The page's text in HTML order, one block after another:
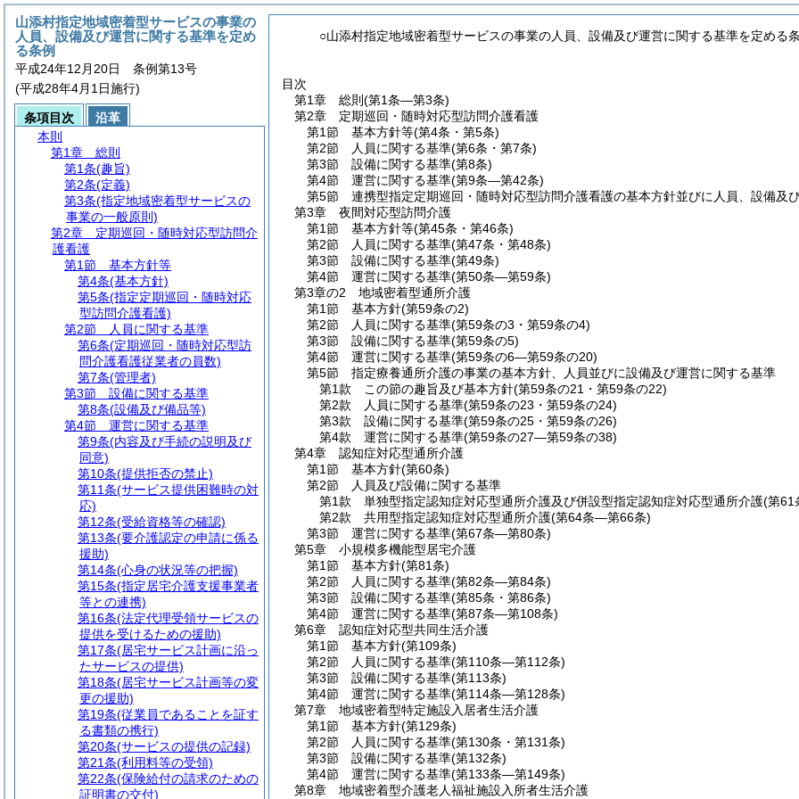
○山添村指定地域密着型サービスの事業の人員、設備及び運営に関する基準を定める
目次
第1章
総則 (第1条―第3条)
第2章
定期巡回・随時対応型訪問介護看護
第1節
基本方針等(第4条・第5条)
第2節
人員に関する基準(第6条・第7条)
第3節
設備に関する基準(第8条)
第4節
運営に関する基準(第9条―第42条)
第5節
連携型指定定期巡回・随時対応型訪問介護看護の基本方針並びに人員、設備及
第3章
夜間対応型訪問介護
第1節
基本方針等(第45条・第46条)
第2節
人員に関する基準(第47条・第48条)
第3節
設備に関する基準(第49条)
第4節
運営に関する基準(第50条―第59条)
第3章の2
地域密着型通所介護
第1節
基本方針(第59条の2)
第2節
人員に関する基準(第59条の3・第59条の4)
第3節
設備に関する基準(第59条の5)
第4節
運営に関する基準(第59条の6―第59条の20)
第5節
指定療養通所介護の事業の基本方針、人員並びに設備及び運営に関する基準
第1款
この節の趣旨及び基本方針(第59条の21・第59条の22)
第2款
人員に関する基準(第59条の23・第59条の24)
第3款
設備に関する基準(第59条の25・第59条の26)
第4款
運営に関する基準(第59条の27―第59条の38)
第4章
認知症対応型通所介護
第1節
基本方針(第60条)
第2節
人員及び設備に関する基準
第1款
単独型指定認知症対応型通所介護及び併設型指定認知症対応型通所介護(第61
第2款
共用型指定認知症対応型通所介護(第64条―第66条)
第3節
運営に関する基準(第67条―第80条)
第5章
小規模多機能型居宅介護
第1節
基本方針(第81条)
第2節
人員に関する基準(第82条―第84条)
第3節
設備に関する基準(第85条・第86条)
第4節
運営に関する基準(第87条―第108条)
第6章
認知症対応型共同生活介護
第1節
基本方針(第109条)
第2節
人員に関する基準(第110条―第112条)
第3節
設備に関する基準(第113条)
第4節
運営に関する基準(第114条―第128条)
第7章
地域密着型特定施設入居者生活介護
第1節
基本方針(第129条)
第2節
人員に関する基準(第130条・第131条)
第3節
設備に関する基準(第132条)
第4節
運営に関する基準(第133条―第149条)
第8章
地域密着型介護老人福祉施設入所者生活介護
山添村指定地域密着型サービスの事業の
人員、設備及び運営に関する基準を定め
る条例
平成24年12月20日 条例第13号
(平成28年4月1日施行)
条項目次
沿革
本則
第1章
総則
第1条(趣旨)
第2条(定義)
第3条(指定地域密着型サービスの
事業の一般原則)
第2章
定期巡回・随時対応型訪問介
護看護
第1節
基本方針等
第4条(基本方針)
第5条(指定定期巡回・随時対応
型訪問介護看護)
第2節
人員に関する基準
第6条(定期巡回・随時対応型訪
問介護看護従業者の員数)
第7条(管理者)
第3節
設備に関する基準
第8条(設備及び備品等)
第4節
運営に関する基準
第9条(内容及び手続の説明及び
同意)
第10条(提供拒否の禁止)
第11条(サービス提供困難時の対
応)
第12条(受給資格等の確認)
第13条(要介護認定の申請に係る
援助)
第14条(心身の状況等の把握)
第15条(指定居宅介護支援事業者
等との連携)
第16条(法定代理受領サービスの
提供を受けるための援助)
第17条(居宅サービス計画に沿っ
たサービスの提供)
第18条(居宅サービス計画等の変
更の援助)
第19条(従業員であることを証す
る書類の携行)
第20条(サービスの提供の記録)
第21条(利用料等の受領)
第22条(保険給付の請求のための
証明書の交付)